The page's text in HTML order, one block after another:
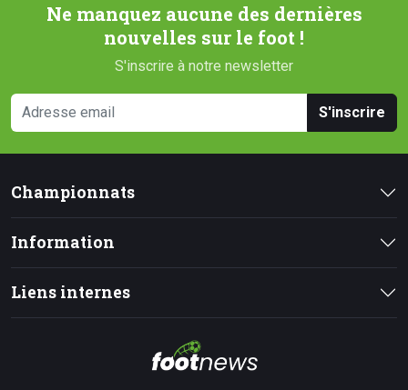
Ne manquez aucune des dernières
nouvelles sur le foot !
S'inscrire à notre newsletter
S'inscrire
Championnats
Information
Liens internes